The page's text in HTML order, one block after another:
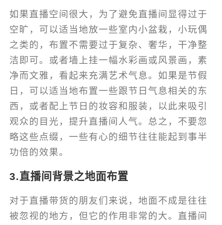
如果直播空间很大，为了避免直播间显得过于
空旷，可以适当地放一些室内小盆栽，小玩偶
之类的，布置不需要过于复杂、奢华，干净整
洁即可。或者墙上挂一幅水彩画或风景画，素
净而文雅，看起来充满艺术气息。如果是节假
日，可以适当地布置一些跟节日气息相关的东
西，或者配上节日的妆容和服装，以此来吸引
观众的目光，提升直播间人气。总之，不要忽
略这些点缀，一些有心的细节往往能起到事半
功倍的效果。
3.直播间背景之地面布置
对于直播带货的朋友们来说，地面不成是往往
被忽视的地方，但它的作用非常的大。直播间